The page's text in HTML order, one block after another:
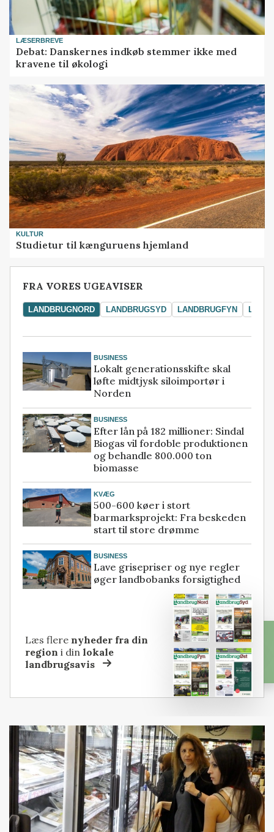
LÆSERBREVE
Debat: Danskernes indkøb stemmer ikke med
kravene til økologi
KULTUR
Studietur til kænguruens hjemland
FRA VORES UGEAVISER
LANDBRUGNORD LANDBRUGSYD LANDBRUGFYN
BUSINESS
Lokalt generationsskifte skal
løfte midtjysk siloimportør i
Norden
BUSINESS
Efter lån på 182 millioner: Sindal
Biogas vil fordoble produktionen
og behandle 800.000 ton
biomasse
KVÆG
500-600 køer i stort
barmarksprojekt: Fra beskeden
start til store drømme
BUSINESS
Lave grisepriser og nye regler
øger landbobanks forsigtighed
Læs flere nyheder fra din
region i dinlokale
landbrugsavis